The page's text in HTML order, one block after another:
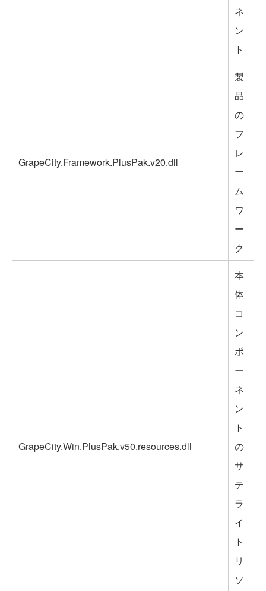
ネ
ン
ト
GrapeCity.Framework.PlusPak.v20.dll
製
品
の
フ
レ
ー
ム
ワ
ー
ク
GrapeCity.Win.PlusPak.v50.resources.dll
本
体
コ
ン
ポ
ー
ネ
ン
ト
の
サ
テ
ラ
イ
ト
リ
ソ